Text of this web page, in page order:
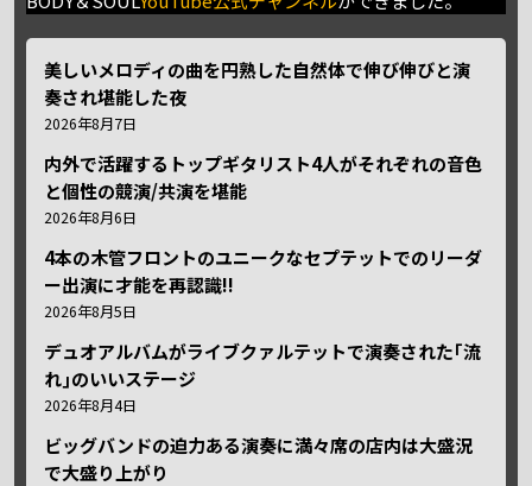
美しいメロディの曲を円熟した自然体で伸び伸びと演
奏され堪能した夜
2026年8月7日
内外で活躍するトップギタリスト4人がそれぞれの音色
と個性の競演/共演を堪能
2026年8月6日
4本の木管フロントのユニークなセプテットでのリーダ
ー出演に才能を再認識!!
2026年8月5日
デュオアルバムがライブクァルテットで演奏された｢流
れ｣のいいステージ
2026年8月4日
ビッグバンドの迫力ある演奏に満々席の店内は大盛況
で大盛り上がり